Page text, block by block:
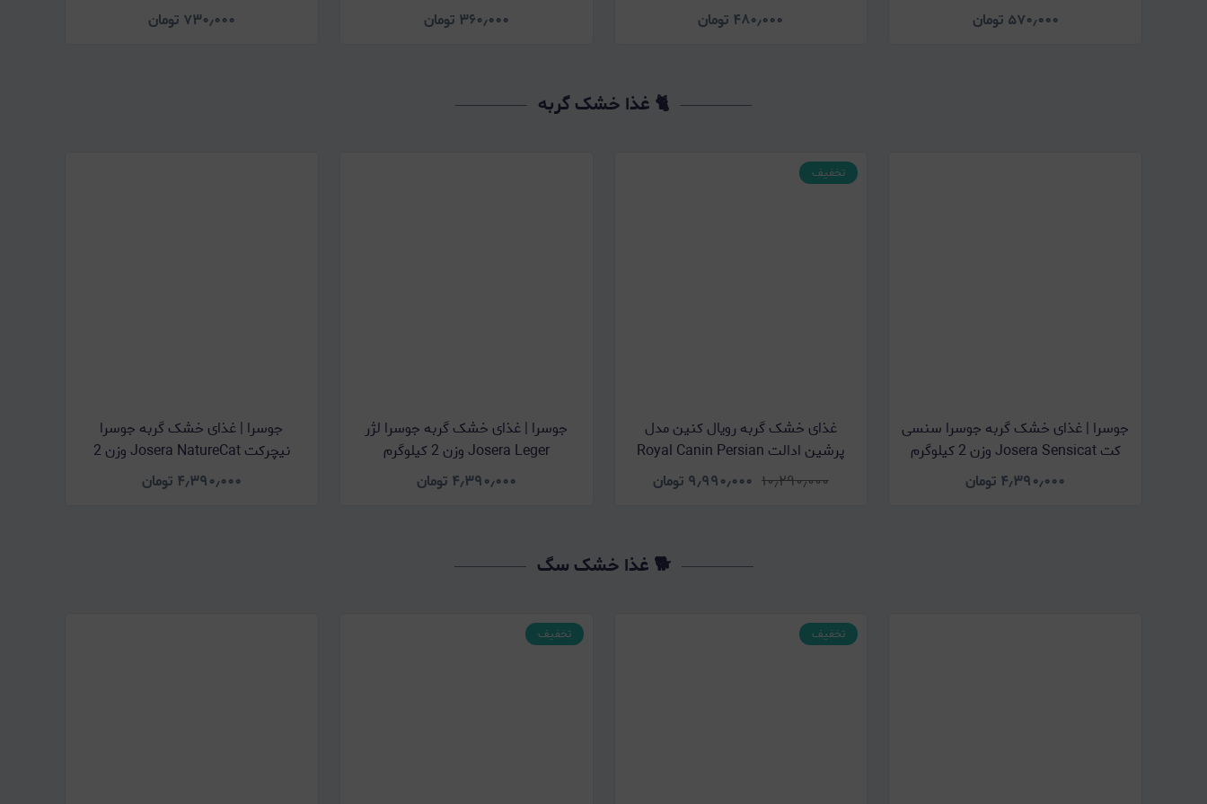
۵۷۰٫۰۰۰ تومان
۴۸۰٫۰۰۰ تومان
۳۶۰٫۰۰۰ تومان
۷۳۰٫۰۰۰ تومان
🐈 غذا خشک گربه
جوسرا | غذای خشک گربه جوسرا سنسی
کت Josera Sensicat وزن 2 کیلوگرم
۴٫۳۹۰٫۰۰۰ تومان
تخفیف
غذای خشک گربه رویال کنین مدل
پرشین ادالت Royal Canin Persian
Adult وزن 2 کیلوگرم
۱۰٫۲۹۰٫۰۰۰ ۹٫۹۹۰٫۰۰۰ تومان
جوسرا | غذای خشک گربه جوسرا لژر
Josera Leger وزن 2 کیلوگرم
۴٫۳۹۰٫۰۰۰ تومان
جوسرا | غذای خشک گربه جوسرا
نیچرکت Josera NatureCat وزن 2
کیلوگرم
۴٫۳۹۰٫۰۰۰ تومان
🐕 غذا خشک سگ
تخفیف تخفیف